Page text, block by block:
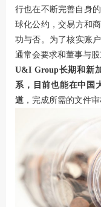
行也在不断完善自身
球化公约，交易方和
功与否。为了核实账
通常会要求和董事与
U&I Group长期和新
系，目前也能在中国
道 ，完成所需的文件